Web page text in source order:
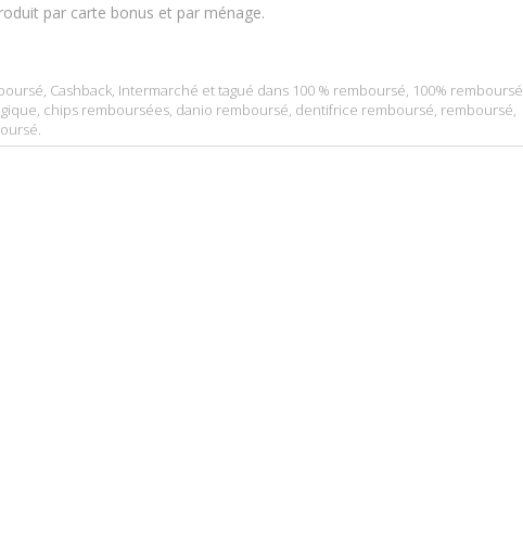
par carte bonus et par ménage.
, Cashback, Intermarché et tagué dans 100 % remboursé, 100% remboursé
, chips remboursées, danio remboursé, dentifrice remboursé, remboursé,
.